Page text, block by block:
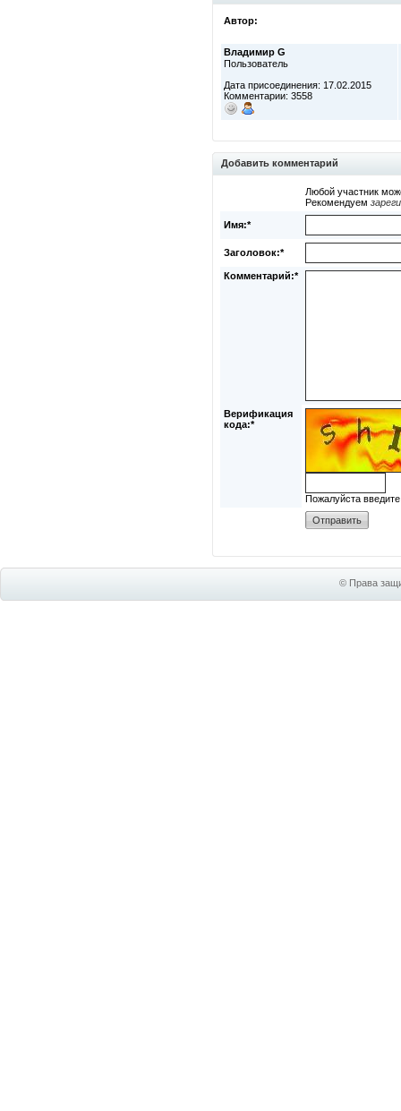
Автор:
Владимир G
Пользователь
Дата присоединения: 17.02.2015
Комментарии: 3558
Добавить комментарий
Любой участник
Рекомендуем
Имя:*
Заголовок:*
Комментарий:*
Верификация
кода:*
Пожалуйста
© Права